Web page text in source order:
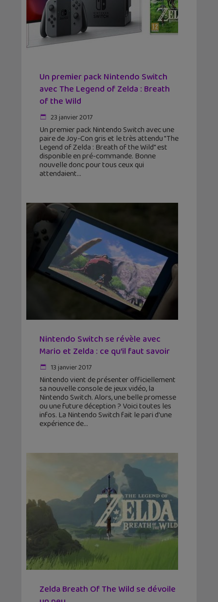
Un premier pack Nintendo Switch
avec The Legend of Zelda : Breath
of the Wild
23 janvier 2017
Un premier pack Nintendo Switch avec une
paire de Joy-Con gris et le très attendu "The
Legend of Zelda : Breath of the Wild" est
disponible en pré-commande. Bonne
nouvelle donc pour tous ceux qui
attendaient
Nintendo Switch se révèle avec
Mario et Zelda : ce qu’il faut savoir
13 janvier 2017
Nintendo vient de présenter officiellement
sa nouvelle console de jeux vidéo, la
Nintendo Switch. Alors, une belle promesse
ou une future déception ? Voici toutes les
infos. La Nintendo Switch fait le pari d'une
expérience de
Zelda Breath Of The Wild se dévoile